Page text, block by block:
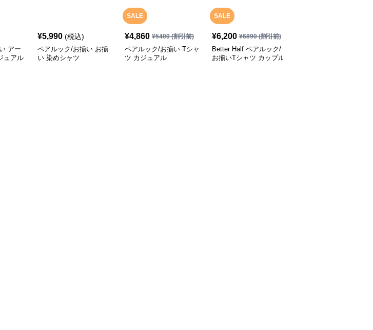
アー
ュアル
¥5,990 (税込)
ペアルック/お揃い お揃
い 染めシャツ
SALE
¥4,860 ¥5400(割引前)
ペアルック/お揃い Tシャ
ツ カジュアル
SALE
¥6,200 ¥6890(割引前)
Better Half ペアルック/
お揃いTシャツ カップル